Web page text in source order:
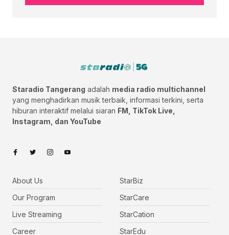
Staradio Tangerang adalah media radio multichannel
yang menghadirkan musik terbaik, informasi terkini, serta
hiburan interaktif melalui siaran FM, TikTok Live,
Instagram, dan YouTube
About Us
Our Program
Live Streaming
Career
StarBiz
StarCare
StarCation
StarEdu